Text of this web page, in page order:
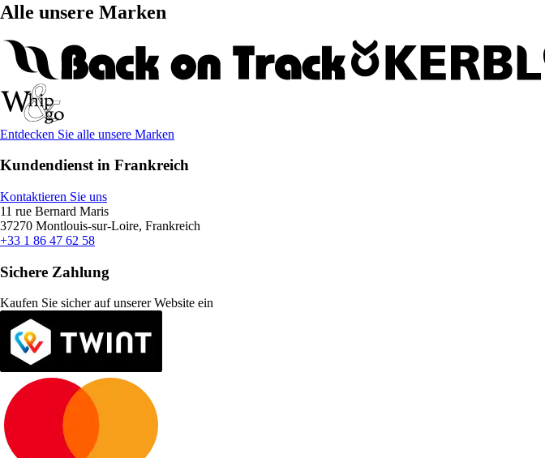
Alle unsere Marken
Entdecken Sie alle unsere Marken
Kundendienst in Frankreich
Kontaktieren Sie uns
11 rue Bernard Maris
37270 Montlouis-sur-Loire, Frankreich
+33 1 86 47 62 58
Sichere Zahlung
Kaufen Sie sicher auf unserer Website ein